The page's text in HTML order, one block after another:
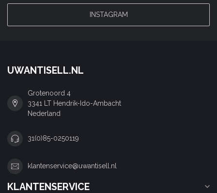
INSTAGRAM
UWANTISELL.NL
Grotenoord 4
3341 LT Hendrik-Ido-Ambacht
Nederland
31(0)85-0250119
klantenservice@uwantisell.nl
KLANTENSERVICE